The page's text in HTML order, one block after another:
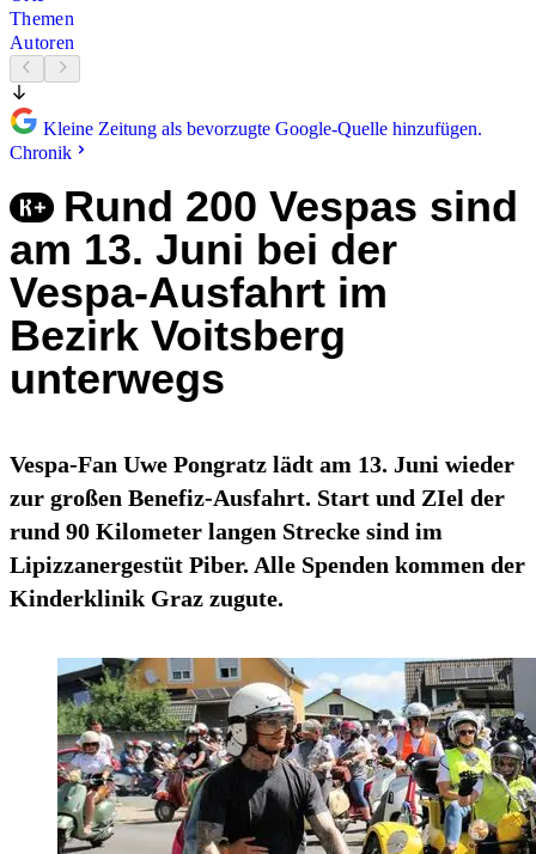
Themen
Autoren
Kleine Zeitung als bevorzugte Google-Quelle hinzufügen.
Chronik
Rund 200 Vespas sind
am 13. Juni bei der
Vespa-Ausfahrt im
Bezirk Voitsberg
unterwegs
Vespa-Fan Uwe Pongratz lädt am 13. Juni wieder
zur großen Benefiz-Ausfahrt. Start und ZIel der
rund 90 Kilometer langen Strecke sind im
Lipizzanergestüt Piber. Alle Spenden kommen der
Kinderklinik Graz zugute.